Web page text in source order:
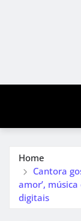
Home
Cantora
amor’,
digitais